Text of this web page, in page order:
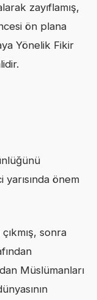
zayıflamış,
ön plana
Yönelik Fikir
yarısında önem
sonra
Müslümanları